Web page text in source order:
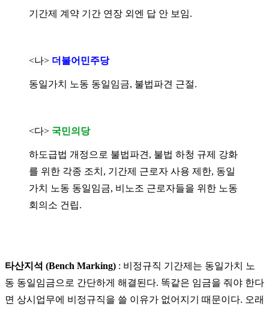
기간제 계약 기간 연장 외엔 답 안 보임.
<나> 더불어민주당
동일가치 노동 동일임금, 불법파견 근절.
<다> 국민의당
하도급법 개정으로 불법파견, 불법 하청 규제 강화
를 위한 각종 조치, 기간제 근로자 사용 제한, 동일
가치 노동 동일임금, 비노조 근로자들을 위한 노동
회의소 건립.
타산지석 (Bench Marking) : 비정규직 기간제는 동일가치 노
동 동일임금으로 간단하게 해결된다. 똑같은 임금을 줘야 한다
면 상시업무에 비정규직을 쓸 이유가 없어지기 때문이다. 오래